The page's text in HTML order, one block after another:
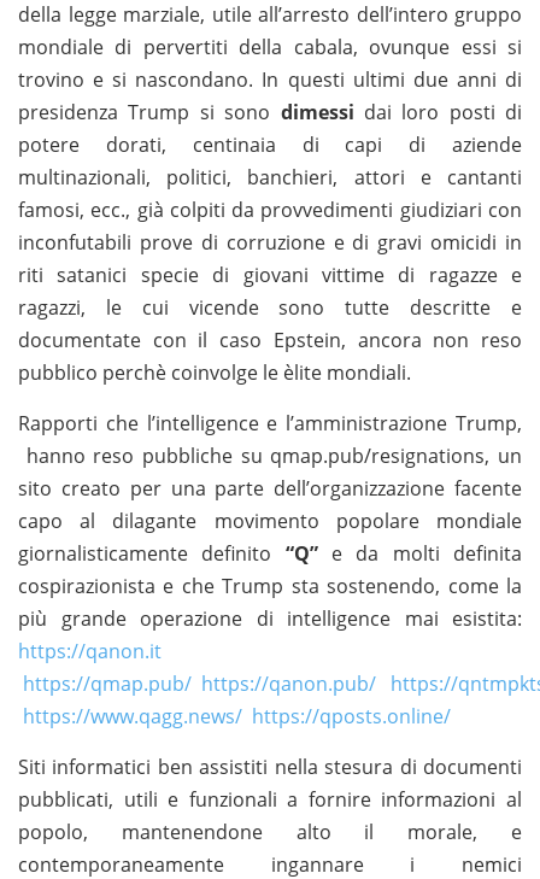
della legge marziale, utile all’arresto dell’intero gruppo
mondiale di pervertiti della cabala, ovunque essi si
trovino e si nascondano. In questi ultimi due anni di
presidenza Trump si sono dimessi dai loro posti di
potere dorati, centinaia di capi di aziende
multinazionali, politici, banchieri, attori e cantanti
famosi, ecc., già colpiti da provvedimenti giudiziari con
inconfutabili prove di corruzione e di gravi omicidi in
riti satanici specie di giovani vittime di ragazze e
ragazzi, le cui vicende sono tutte descritte e
documentate con il caso Epstein, ancora non reso
pubblico perchè coinvolge le èlite mondiali.
Rapporti che l’intelligence e l’amministrazione Trump,
hanno reso pubbliche su qmap.pub/resignations, un
sito creato per una parte dell’organizzazione facente
capo al dilagante movimento popolare mondiale
giornalisticamente definito “Q”e da molti definita
cospirazionista e che Trump sta sostenendo, come la
più grande operazione di intelligence mai esistita:
https://qanon.it
https://qmap.pub/ https://qanon.pub/ https://
https://www.qagg.news/ https://qposts.online/
Siti informatici ben assistiti nella stesura di documenti
pubblicati, utili e funzionali a fornire informazioni al
popolo, mantenendone alto il morale, e
contemporaneamente ingannare i nemici